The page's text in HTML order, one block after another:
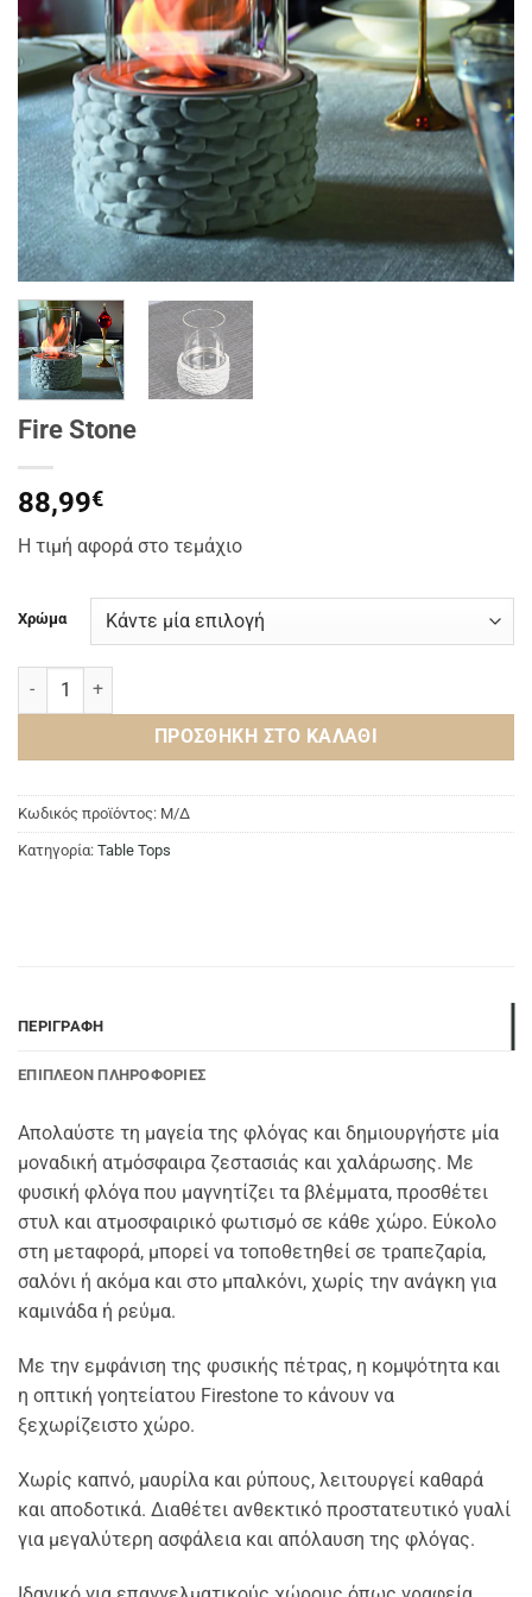
Fire Stone
88,99€
Η τιμή αφορά στο τεμάχιο
Χρώμα
Fire Stone ποσότητα
ΠΡΟΣΘΉΚΗ ΣΤΟ ΚΑΛΆΘΙ
Κωδικός προϊόντος: Μ/Δ
Κατηγορία: Table Tops
ΠΕΡΙΓΡΑΦΉ
ΕΠΙΠΛΈΟΝ ΠΛΗΡΟΦΟΡΊΕΣ
Απολαύστε τη μαγεία της φλόγας και δημιουργήστε μία
μοναδική ατμόσφαιρα ζεστασιάς και χαλάρωσης. Με
φυσική φλόγα που μαγνητίζει τα βλέμματα, προσθέτει
στυλ και ατμοσφαιρικό φωτισμό σε κάθε χώρο. Εύκολο
στη μεταφορά, μπορεί να τοποθετηθεί σε τραπεζαρία,
σαλόνι ή ακόμα και στο μπαλκόνι, χωρίς την ανάγκη για
καμινάδα ή ρεύμα.
Με την εμφάνιση της φυσικής πέτρας, η κομψότητα και
η οπτική γοητείατου Firestone το κάνουν να
ξεχωρίζειστο χώρο.
Χωρίς καπνό, μαυρίλα και ρύπους, λειτουργεί καθαρά
και αποδοτικά. Διαθέτει ανθεκτικό προστατευτικό γυαλί
για μεγαλύτερη ασφάλεια και απόλαυση της φλόγας.